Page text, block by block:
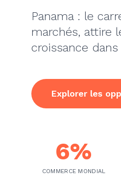
Panama : le
marchés, attire
croissance dans
Explorer les
6%
COMMERCE MONDIAL